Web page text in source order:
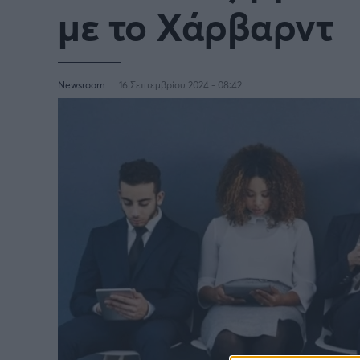
με το Χάρβαρντ
Newsroom 16 Σεπτεμβρίου 2024 - 08:42